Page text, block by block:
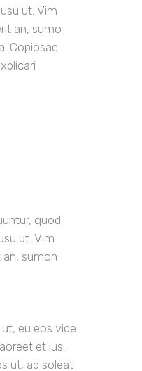
ut. Vim
an, sumo
Copiosae
quod
ut. Vim
an, sumon
eu eos vide
et ius.
ut, ad soleat